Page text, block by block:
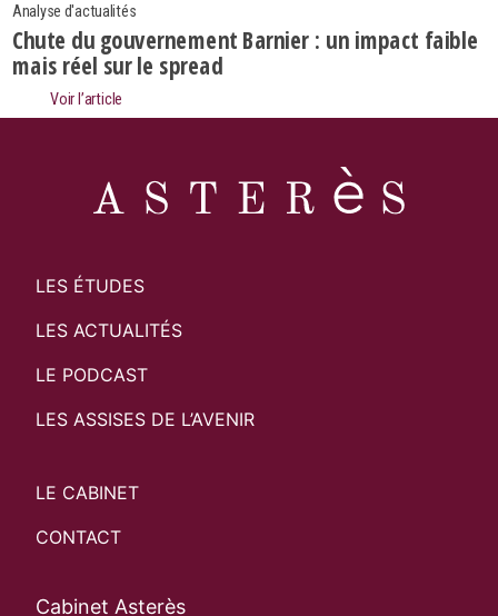
Analyse d'actualités
Chute du gouvernement Barnier : un impact faible
mais réel sur le spread
Voir l’article
LES ÉTUDES
LES ACTUALITÉS
LE PODCAST
LES ASSISES DE L’AVENIR
LE CABINET
CONTACT
Cabinet Asterès
Search
Rechercher